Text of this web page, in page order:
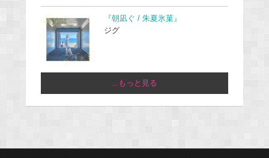
『朝凪ぐ / 朱夏氷菓』
ジグ
...もっと見る